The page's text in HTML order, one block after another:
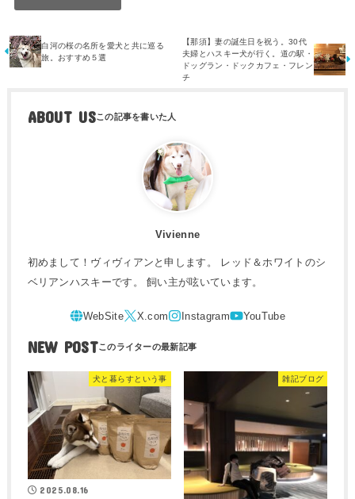
白河の桜の名所を愛犬と共に巡る
旅。おすすめ５選
【那須】妻の誕生日を祝う。30代
夫婦とハスキー犬が行く。道の駅・
ドッグラン・ドックカフェ・フレン
チ
ABOUT US
Vivienne
初めまして！ヴィヴィアンと申します。 レッド＆ホワイトのシ
ベリアンハスキーです。 飼い主が呟いています。
NEW POST
犬と暮らすという事
2025.08.16
雑記ブログ